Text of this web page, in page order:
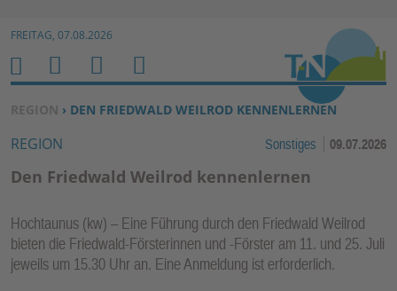
Zum Inhalt springen ↓
FREITAG, 07.08.2026
SIE BEFINDEN SICH HIER:
REGION › DEN FRIEDWALD WEILROD KENNENLERNEN
REGION Sonstiges 09.07.2026
Den Friedwald Weilrod kennenlernen
Hochtaunus (kw) – Eine Führung durch den Friedwald Weilrod
bieten die Friedwald-Försterinnen und -Förster am 11. und 25. Juli
jeweils um 15.30 Uhr an. Eine Anmeldung ist erforderlich.
H
O
M
E
M
E
N
U
S
U
E
B
E
T
E
R
F